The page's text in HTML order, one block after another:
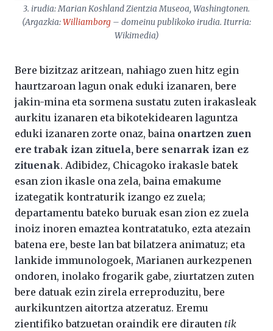
3. irudia: Marian Koshland Zientzia Museoa, Washingtonen.
(Argazkia:Williamborg – domeinu publikoko irudia. Iturria:
Wikimedia)
Bere bizitzaz aritzean, nahiago zuen hitz egin
haurtzaroan lagun onak eduki izanaren, bere
jakin-mina eta sormena sustatu zuten irakasleak
aurkitu izanaren eta bikotekidearen laguntza
eduki izanaren zorte onaz, baina onartzen zuen
ere trabak izan zituela, bere senarrak izan ez
zituenak. Adibidez, Chicagoko irakasle batek
esan zion ikasle ona zela, baina emakume
izategatik kontraturik izango ez zuela;
departamentu bateko buruak esan zion ez zuela
inoiz inoren emaztea kontratatuko, ezta atezain
batena ere, beste lan bat bilatzera animatuz; eta
lankide immunologoek, Marianen aurkezpenen
ondoren, inolako frogarik gabe, ziurtatzen zuten
bere datuak ezin zirela erreproduzitu, bere
aurkikuntzen aitortza atzeratuz. Eremu
zientifiko batzuetan oraindik ere dirauten tik